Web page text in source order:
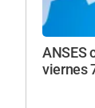
ANSES
viernes